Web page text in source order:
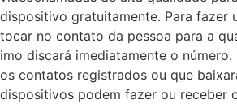
dispositivo gratuitamente. Para fazer
tocar no contato da pessoa para a
imo discará imediatamente o
os contatos registrados ou que
dispositivos podem fazer ou receber